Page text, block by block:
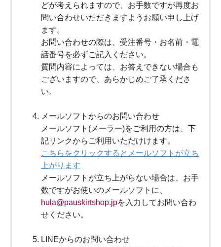
どが考えられますので、お手数ですが再度お
問い合わせいただきますようお願い申し上げ
ます。
お問い合わせの際は、受注番号・お名前・電
話番号を必ずご記入ください。
質問内容によっては、お答えできない場合も
ございますので、あらかじめご了承くださ
い。
メールソフトからのお問い合わせ
メールソフト(メーラー)をご利用の方は、下
記リンクからご利用いただけけます。
こちらをクリックするとメールソフトが立ち
上がります
メールソフトが立ち上がらない場合は、お手
数ですがお使いのメールソフトに、
hula@pauskirtshop.jpを入力してお問い合わ
せください。
LINEからのお問い合わせ